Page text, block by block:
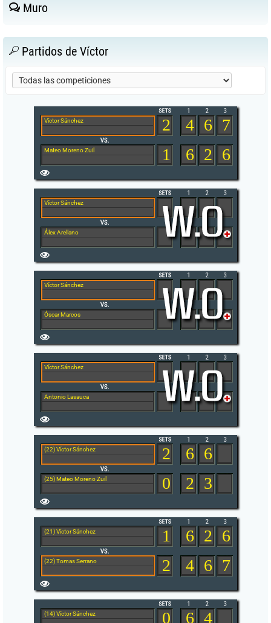
Muro
Partidos de Víctor
Víctor Sánchez
Mateo Moreno Zuil
2
1
4 6 7
6 2 6
Víctor Sánchez
Álex Arellano
Víctor Sánchez
Óscar Marcos
Víctor Sánchez
Antonio Lasauca
(22) Víctor Sánchez
(25) Mateo Moreno Zuil
2
0
6 6
2 3
(21) Víctor Sánchez
(22) Tomas Serrano
1
2
6 2 6
4 6 7
(14) Víctor Sánchez 0 6 4